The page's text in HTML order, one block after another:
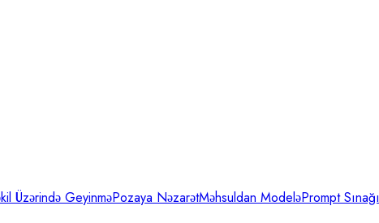
Üzərində GeyinməPozaya NəzarətMəhsuldan ModeləPrompt Sınağı